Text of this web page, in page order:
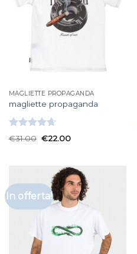
MAGLIETTE PROPAGANDA
magliette propaganda
Valutato
€31.00 €22.00
In offerta!